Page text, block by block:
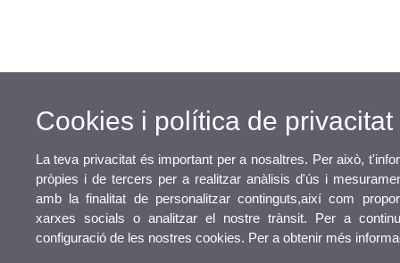
Cookies i política de privacitat
La teva privacitat és important per a nosaltres. Per això,
pròpies i de tercers per a realitzar anàlisis d'ús i
amb la finalitat de personalitzar continguts,així com
xarxes socials o analitzar el nostre trànsit. Per a
configuració de les nostres cookies. Per a obtenir més